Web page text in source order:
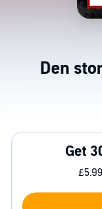
Den
Get